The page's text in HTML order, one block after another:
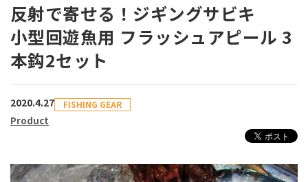
反射で寄せる！ジギングサビキ
小型回遊魚用 フラッシュアピール 3
本鈎2セット
2020.4.27 FISHING GEAR
Product